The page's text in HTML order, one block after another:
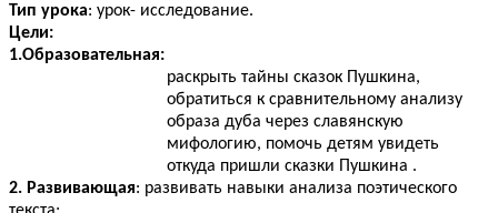
Тип урока: урок- исследование.
Цели:
1.Образовательная:
раскрыть тайны сказок Пушкина,
обратиться к сравнительному анализу
образа дуба через славянскую
мифологию, помочь детям увидеть
откуда пришли сказки Пушкина .
2. Развивающая: развивать навыки анализа поэтического